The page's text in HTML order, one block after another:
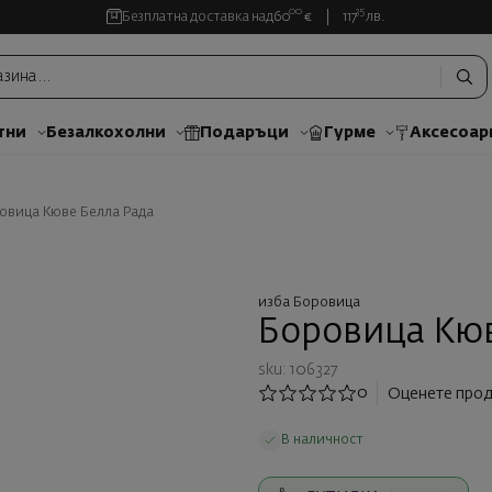
Безплатна доставка над6000 € 11735 лв.
Безалкохолни Подаръци Гурме
Кюве Белла Рада
изба Боровица
Боровица
sku: 106327
0
Оценете
В наличност